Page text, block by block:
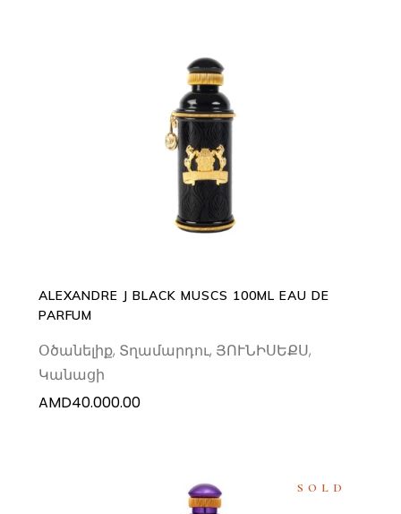
ADD TO CART
ALEXANDRE J BLACK MUSCS 100ML EAU DE
PARFUM
Օծանելիք, Տղամարդու, ՅՈՒՆԻՍԵՔՍ,
Կանացի
AMD40.000.00
SOLD